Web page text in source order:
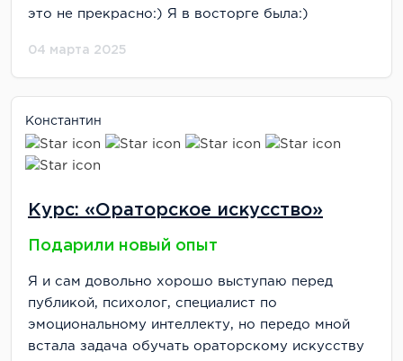
это не прекрасно:) Я в восторге была:)
04 марта 2025
Константин
Курс: «Ораторское искусство»
Подарили новый опыт
Я и сам довольно хорошо выступаю перед
публикой, психолог, специалист по
эмоциональному интеллекту, но передо мной
встала задача обучать ораторскому искусству